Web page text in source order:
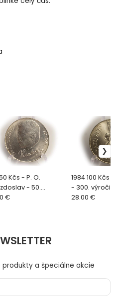
50 Kčs - P. O.
- 50.
úmrtia
€
1984 100 Kčs
- 300. výročie
narodenia
28.00 €
a špeciálne akcie